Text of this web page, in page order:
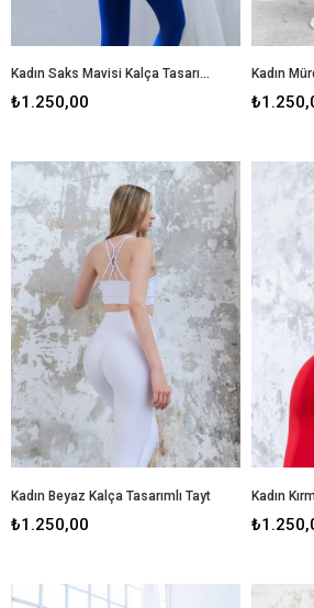
Kadın Saks Mavisi Kalça Tasarımlı Tayt
₺1.250,00
Kadın Beyaz Kalça Tasarımlı Tayt
₺1.250,00